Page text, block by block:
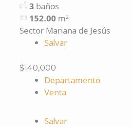
3 baños
152.00 m²
Sector Mariana de Jesús
Salvar
$140,000
Departamento
Venta
Salvar